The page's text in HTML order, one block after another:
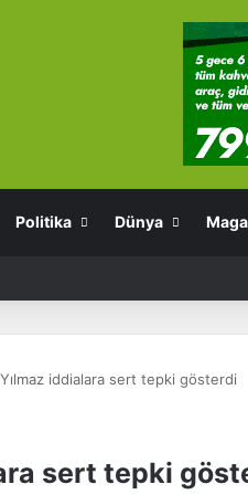
Politika Dünya
iddialara sert tepki gösterdi
sert tepki